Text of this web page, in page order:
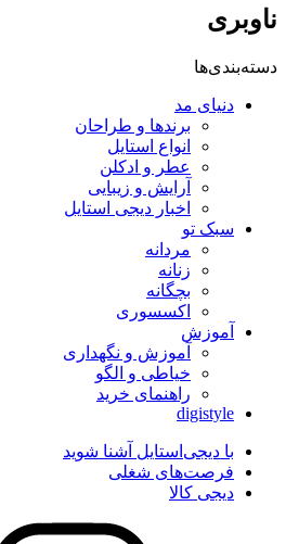
ناوبری
دسته‌بندی‌ها
دنیای مد
برندها و طراحان
انواع استایل
عطر و ادکلن
آرایش و زیبایی
اخبار دیجی استایل
سبک تو
مردانه
زنانه
بچگانه
اکسسوری
آموزش
آموزش و نگهداری
خیاطی و الگو
راهنمای خرید
digistyle
با دیجی‌استایل آشنا شوید
فرصت‌های شغلی
دیجی کالا